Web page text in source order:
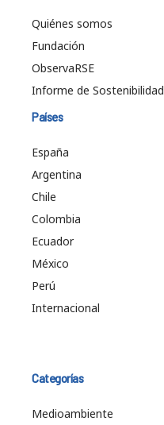
Quiénes somos
Fundación
ObservaRSE
Informe de Sostenibilidad
Países
España
Argentina
Chile
Colombia
Ecuador
México
Perú
Internacional
Categorías
Medioambiente